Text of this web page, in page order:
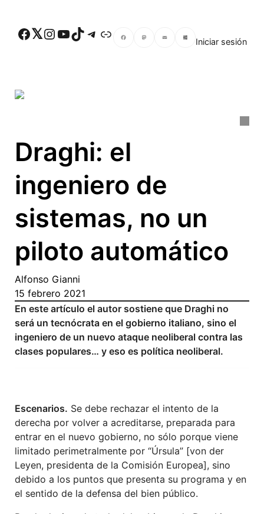
Facebook Twitter Instagram YouTube TikTok Telegram Enlace
Iniciar sesión
Draghi: el
ingeniero de
sistemas, no un
piloto automático
Alfonso Gianni
15 febrero 2021
En este artículo el autor sostiene que Draghi no
será un tecnócrata en el gobierno italiano, sino el
ingeniero de un nuevo ataque neoliberal contra las
clases populares… y eso es política neoliberal.
Escenarios. Se debe rechazar el intento de la
derecha por volver a acreditarse, preparada para
entrar en el nuevo gobierno, no sólo porque viene
limitado perimetralmente por “Úrsula” [von der
Leyen, presidenta de la Comisión Europea], sino
debido a los puntos que presenta su programa y en
el sentido de la defensa del bien público.